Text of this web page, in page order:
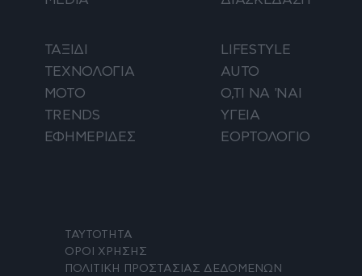
ΤΑΞΙΔΙ
LIFESTYLE
ΤΕΧΝΟΛΟΓΙΑ
AUTO
ΜΟΤΟ
Ο,ΤΙ ΝΑ 'ΝΑΙ
TRENDS
ΥΓΕΙΑ
ΕΦΗΜΕΡΙΔΕΣ
ΕΟΡΤΟΛΟΓΙΟ
ΤΑΥΤΟΤΗΤΑ
ΟΡΟΙ ΧΡΗΣΗΣ
ΠΟΛΙΤΙΚΗ ΠΡΟΣΤΑΣΙΑΣ ΔΕΔΟΜΕΝΩΝ